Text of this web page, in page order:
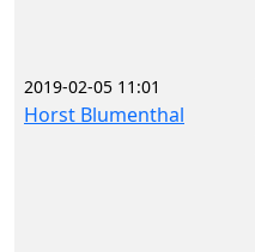
2019-02-05 11:01
Horst Blumenthal